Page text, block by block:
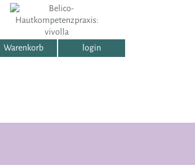
Warenkorb login